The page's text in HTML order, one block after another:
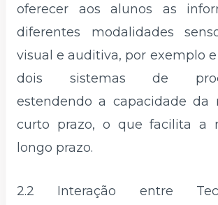
oferecer aos alunos as
diferentes modalidades
visual e auditiva, por exemplo
dois sistemas de
estendendo a capacidade da
curto prazo, o que facilita a
longo prazo.
2.2 Interação entre